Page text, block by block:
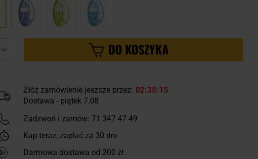
DO KOSZYKA
Złóż zamówienie jeszcze przez: 02 35 14
Dostawa - piątek 7.08
Zadzwoń i zamów: 71 347 47 49
Kup teraz, zapłać za 30 dni
Darmowa dostawa od 200 zł